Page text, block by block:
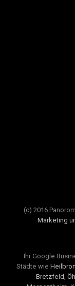
(c) 2016
Marketing
Ihr Google
Städte wie
Bretzfeld